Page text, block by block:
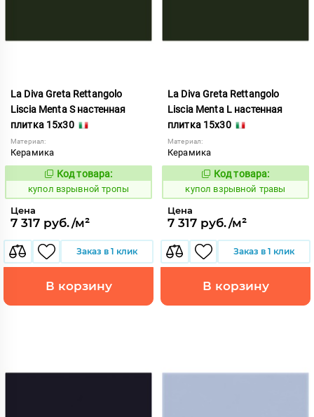
La Diva Greta Rettangolo
Liscia Menta S настенная
плитка 15x30
Материал:
Керамика
845608
Код товара:
купол взрывной тропы
Цена
7 317 руб./м²
Заказ в 1 клик
В корзину
La Diva Greta Rettangolo
Liscia Menta L настенная
плитка 15x30
Материал:
Керамика
845607
Код товара:
купол взрывной травы
Цена
7 317 руб./м²
Заказ в 1 клик
В корзину